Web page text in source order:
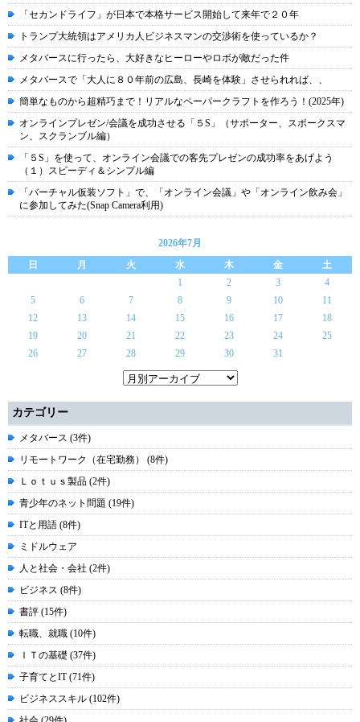
「セカンドライフ」が日本で本格サービス開始して来年で２０年
トランプ大統領はアメリカ人ビジネスマンの交渉術を使っているか？
メタバースに行ったら、大好きなヒーローやロボが敵だった件
メタバースで「大人に８０年前の広島、長崎を体験」させられれば、、
簡単なものから超精巧まで！リアルなペーパークラフトを作ろう！(2025年)
オンラインプレゼン/会議を成功させる「５S」（サポーター、スポークスマ
ン、スクランブル編）
「５S」を使って、オンライン会議での客先プレゼンの成功率をあげよう
（１）スピーディ＆シンプル編
「バーチャル仮装ソフト」で、「オンライン会議」や「オンライン飲み会」
に参加してみた(Snap Camera利用)
2026年7月
日
月 火 水 木 金
土
1
2 3
4
5
6 7 8 9 10
11
12
13 14 15 16 17
18
19
20 21 22 23 24
25
26
27 28 29 30 31
カテゴリー
メタバース (3件)
リモートワーク（在宅勤務） (8件)
Ｌｏｔｕｓ製品 (2件)
青少年のネット問題 (19件)
ITと用語 (8件)
ミドルウェア
人と社会・会社 (2件)
ビジネス (8件)
書評 (15件)
転職、就職 (10件)
ＩＴの基礎 (37件)
子育てとIT (71件)
ビジネススキル (102件)